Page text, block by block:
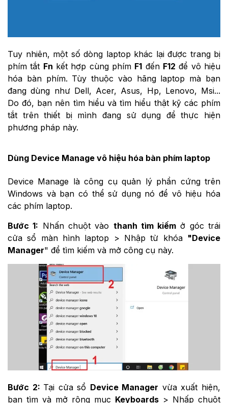
Tuy nhiên, một số dòng laptop khác lại được trang bị
phím tắt Fn kết hợp cùng phím F1 đến F12 để vô hiệu
hóa bàn phím. Tùy thuộc vào hãng laptop mà bạn
đang dùng như Dell, Acer, Asus, Hp, Lenovo, Msi...
Do đó, bạn nên tìm hiểu và tìm hiểu thật kỹ các phím
tắt trên thiết bị mình đang sử dụng để thực hiện
phương pháp này.
Dùng Device Manage vô hiệu hóa bàn phím laptop
Device Manage là công cụ quản lý phần cứng trên
Windows và bạn có thể sử dụng nó để vô hiệu hóa
các phím laptop.
Bước 1: Nhấn chuột vào thanh tìm kiếm ở góc trái
cửa sổ màn hình laptop > Nhập từ khóa "Device
Manager" để tìm kiếm và mở công cụ này.
Bước 2: Tại cửa sổ Device Manager vừa xuất hiện,
bạn tìm và mở rộng mục Keyboards > Nhấp chuột